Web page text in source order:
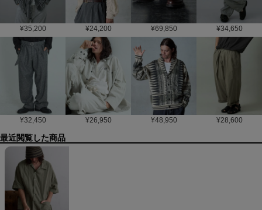
¥35,200 ¥24,200 ¥69,850 ¥34,650
¥32,450 ¥26,950 ¥48,950 ¥28,600
最近閲覧した商品